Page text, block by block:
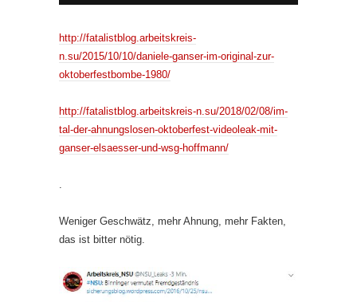
http://fatalistblog.arbeitskreis-
n.su/2015/10/10/daniele-ganser-im-original-zur-
oktoberfestbombe-1980/
http://fatalistblog.arbeitskreis-n.su/2018/02/08/im-
tal-der-ahnungslosen-oktoberfest-videoleak-mit-
ganser-elsaesser-und-wsg-hoffmann/
Weniger Geschwätz, mehr Ahnung, mehr Fakten,
das ist bitter nötig.